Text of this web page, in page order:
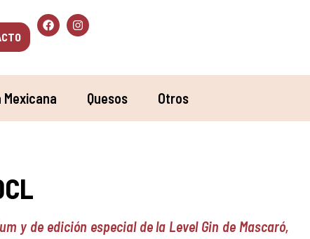
Mexicana Quesos Otros
y de edición especial de la Level Gin de Mascaró,